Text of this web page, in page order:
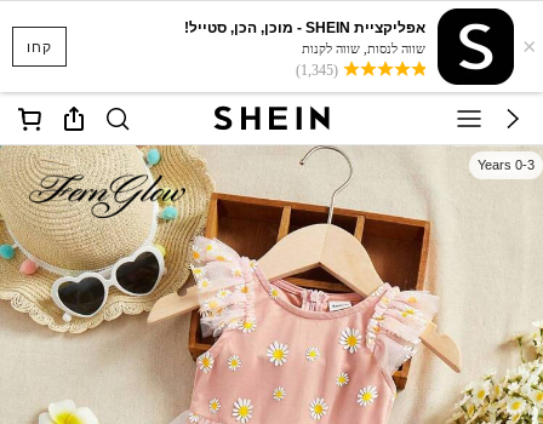
קחו ×
אפליקציית SHEIN - מוכן, הכן, סטייל!
שווה לנסות, שווה לקנות
(1,345)
0-3 Years